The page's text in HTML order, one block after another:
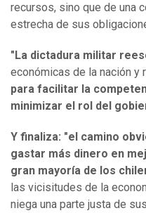
recursos, sino que de una
estrecha de sus
"La dictadura militar
económicas de la nación
para facilitar la
minimizar el rol del
Y finaliza: "el camino
gastar más dinero en
gran mayoría de los
las vicisitudes de la
niega una parte justa de